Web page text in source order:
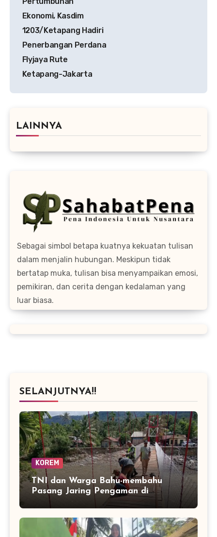
Ekonomi, Kasdim
1203/Ketapang Hadiri
Penerbangan Perdana
Flyjaya Rute
Ketapang-Jakarta
LAINNYA
Sebagai simbol betapa kuatnya kekuatan tulisan
dalam menjalin hubungan. Meskipun tidak
bertatap muka, tulisan bisa menyampaikan emosi,
pemikiran, dan cerita dengan kedalaman yang
luar biasa.
SELANJUTNYA!!
KOREM
TNI dan Warga Bahu-membahu
Pasang Jaring Pengaman di
Jembatan Perintis Betung Ateuh
Benggalang, Segera Siap Digunakan